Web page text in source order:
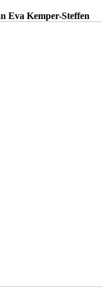
Eva Kemper-Steffen